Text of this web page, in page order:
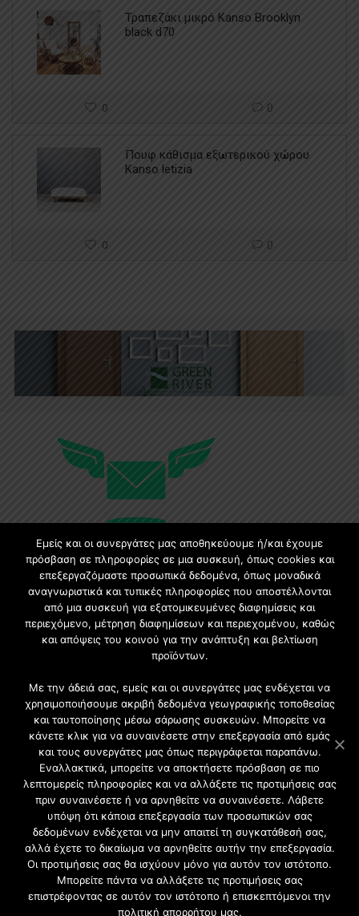
Τραπεζάκι μικρό Kanso Brooklyn
black d70
0 0
Πουφ κάθισμα εξωτερικού χώρου
Kanso letizia
0 0
Εγγραφή στο Newsletter
Γίνετε μέλος της μεγαλύτερης διαδικτυακής κοινότητας, ειδικά
για αρχιτέκτονες, σχεδιαστές και λάτρεις της κατασκευής και
2021 CFW - All Rights Reserved
Επιχειρήσεις |
Προφίλ
Διαφήμιση
Επικοινωνία
Εμείς και οι συνεργάτες μας αποθηκεύουμε ή/και έχουμε
πρόσβαση σε πληροφορίες σε μια συσκευή, όπως cookies και
επεξεργαζόμαστε προσωπικά δεδομένα, όπως μοναδικά
αναγνωριστικά και τυπικές πληροφορίες που αποστέλλονται
από μια συσκευή για εξατομικευμένες διαφημίσεις και
περιεχόμενο, μέτρηση διαφημίσεων και περιεχομένου, καθώς
και απόψεις του κοινού για την ανάπτυξη και βελτίωση
προϊόντων.
Με την άδειά σας, εμείς και οι συνεργάτες μας ενδέχεται να
χρησιμοποιήσουμε ακριβή δεδομένα γεωγραφικής τοποθεσίας
και ταυτοποίησης μέσω σάρωσης συσκευών. Μπορείτε να
κάνετε κλικ για να συναινέσετε στην επεξεργασία από εμάς
και τους συνεργάτες μας όπως περιγράφεται παραπάνω.
Εναλλακτικά, μπορείτε να αποκτήσετε πρόσβαση σε πιο
λεπτομερείς πληροφορίες και να αλλάξετε τις προτιμήσεις σας
πριν συναινέσετε ή να αρνηθείτε να συναινέσετε. Λάβετε
υπόψη ότι κάποια επεξεργασία των προσωπικών σας
δεδομένων ενδέχεται να μην απαιτεί τη συγκατάθεσή σας,
αλλά έχετε το δικαίωμα να αρνηθείτε αυτήν την επεξεργασία.
Οι προτιμήσεις σας θα ισχύουν μόνο για αυτόν τον ιστότοπο.
Μπορείτε πάντα να αλλάξετε τις προτιμήσεις σας
επιστρέφοντας σε αυτόν τον ιστότοπο ή επισκεπτόμενοι την
πολιτική απορρήτου μας.